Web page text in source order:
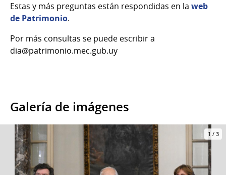
Estas y más preguntas están respondidas en la web
de Patrimonio.
Por más consultas se puede escribir a
dia@patrimonio.mec.gub.uy
Galería de imágenes
1 / 3